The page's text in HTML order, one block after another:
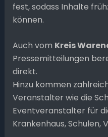
fest, sodass Inhalte
können.
Auch vom Kreis
Pressemitteilungen
direkt.
Hinzu kommen
Veranstalter wie die
Eventveranstalter für
Krankenhaus, Schulen,